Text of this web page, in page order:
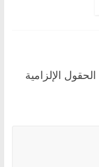
الحقول الإلزامية